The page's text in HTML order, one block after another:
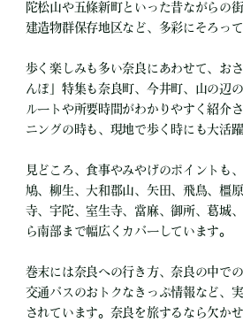
陀松山や五條新町といった昔ながらの
建造物群保存地区など、多彩にそろって
歩く楽しみも多い奈良にあわせて、お
んぽ」特集も奈良町、今井町、山の辺
ルートや所要時間がわかりやすく紹介
ニングの時も、現地で歩く時にも大活躍
見どころ、食事やみやげのポイントも
鳩、柳生、大和郡山、矢田、飛鳥、橿
寺、宇陀、室生寺、當麻、御所、葛城
ら南部まで幅広くカバーしています。
巻末には奈良への行き方、奈良の中で
交通バスのおトクなきっぷ情報など、
されています。奈良を旅するなら欠かせ